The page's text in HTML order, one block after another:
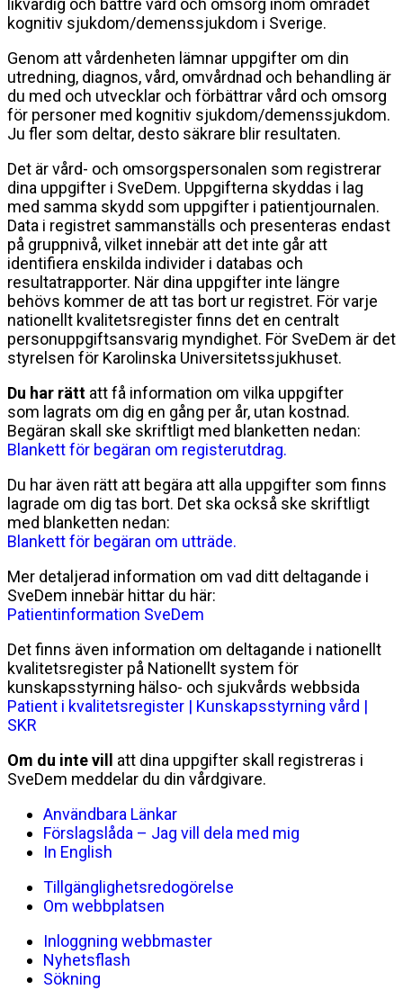
likvärdig och bättre vård och omsorg inom området
kognitiv sjukdom/demenssjukdom i Sverige.
Genom att vårdenheten lämnar uppgifter om din
utredning, diagnos, vård, omvårdnad och behandling är
du med och utvecklar och förbättrar vård och omsorg
för personer med kognitiv sjukdom/demenssjukdom.
Ju fler som deltar, desto säkrare blir resultaten.
Det är vård- och omsorgspersonalen som registrerar
dina uppgifter i SveDem. Uppgifterna skyddas i lag
med samma skydd som uppgifter i patientjournalen.
Data i registret sammanställs och presenteras endast
på gruppnivå, vilket innebär att det inte går att
identifiera enskilda individer i databas och
resultatrapporter. När dina uppgifter inte längre
behövs kommer de att tas bort ur registret. För varje
nationellt kvalitetsregister finns det en centralt
personuppgiftsansvarig myndighet. För SveDem är det
styrelsen för Karolinska Universitetssjukhuset.
Du har rätt att få information om vilka uppgifter
som lagrats om dig en gång per år, utan kostnad.
Begäran skall ske skriftligt med blanketten nedan:
Blankett för begäran om registerutdrag.
Du har även rätt att begära att alla uppgifter som finns
lagrade om dig tas bort. Det ska också ske skriftligt
med blanketten nedan:
Blankett för begäran om utträde.
Mer detaljerad information om vad ditt deltagande i
SveDem innebär hittar du här:
Patientinformation SveDem
Det finns även information om deltagande i nationellt
kvalitetsregister på Nationellt system för
kunskapsstyrning hälso- och sjukvårds webbsida
Patient i kvalitetsregister | Kunskapsstyrning vård |
SKR
Om du inte vill
att dina uppgifter skall registreras i
SveDem meddelar du din vårdgivare.
Användbara Länkar
Förslagslåda – Jag vill dela med mig
In English
Tillgänglighetsredogörelse
Om webbplatsen
Inloggning webbmaster
Nyhetsflash
Sökning